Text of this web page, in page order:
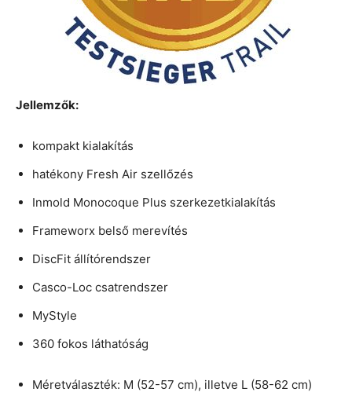
Jellemzők:
kompakt kialakítás
hatékony Fresh Air szellőzés
Inmold Monocoque Plus szerkezetkialakítás
Frameworx belső merevítés
DiscFit állítórendszer
Casco-Loc csatrendszer
MyStyle
360 fokos láthatóság
Méretválaszték: M (52-57 cm), illetve L (58-62 cm)